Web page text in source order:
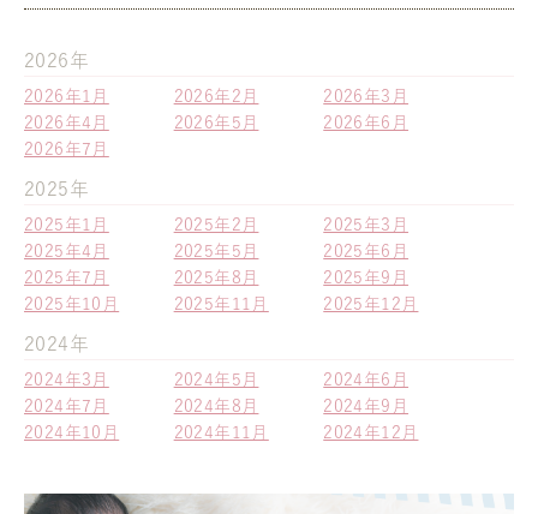
2026年
2026年1月 2026年2月
2026年3月
2026年4月
2026年5月
2026年6月
2026年7月
2025年
2025年1月 2025年2月
2025年3月
2025年4月
2025年5月
2025年6月
2025年7月
2025年8月
2025年9月
2025年10月
2025年11月 2025年12月
2024年
2024年3月 2024年5月
2024年6月
2024年7月
2024年8月
2024年9月
2024年10月
2024年11月 2024年12月